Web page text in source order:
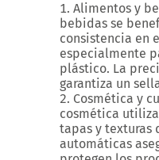
Alimentos y
bebidas se
consistencia en
especialmente
plástico. La
garantiza un
Cosmética y
cosmética
tapas y texturas
automáticas